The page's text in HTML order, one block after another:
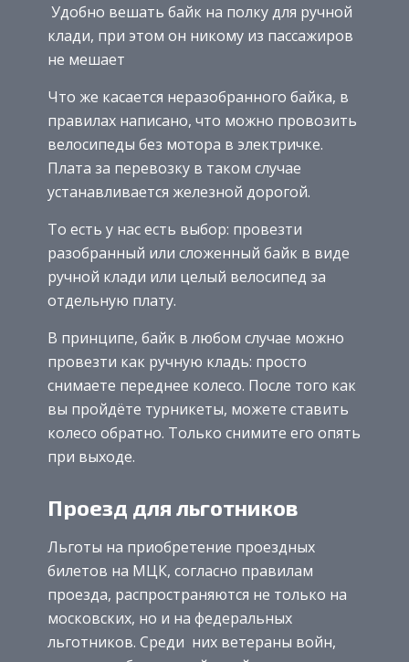
Удобно вешать байк на полку для ручной
клади, при этом он никому из пассажиров
не мешает
Что же касается неразобранного байка, в
правилах написано, что можно провозить
велосипеды без мотора в электричке.
Плата за перевозку в таком случае
устанавливается железной дорогой.
То есть у нас есть выбор: провезти
разобранный или сложенный байк в виде
ручной клади или целый велосипед за
отдельную плату.
В принципе, байк в любом случае можно
провезти как ручную кладь: просто
снимаете переднее колесо. После того как
вы пройдёте турникеты, можете ставить
колесо обратно. Только снимите его опять
при выходе.
Проезд для льготников
Льготы на приобретение проездных
билетов на МЦК, согласно правилам
проезда, распространяются не только на
московских, но и на федеральных
льготников. Среди них ветераны войн,